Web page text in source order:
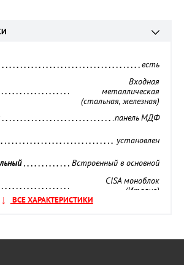
есть
Входная
металлическая
(стальная, железная)
панель МДФ
установлен
Встроенный в основной
CISA моноблок
(Италия)
ВСЕ ХАРАКТЕРИСТИКИ